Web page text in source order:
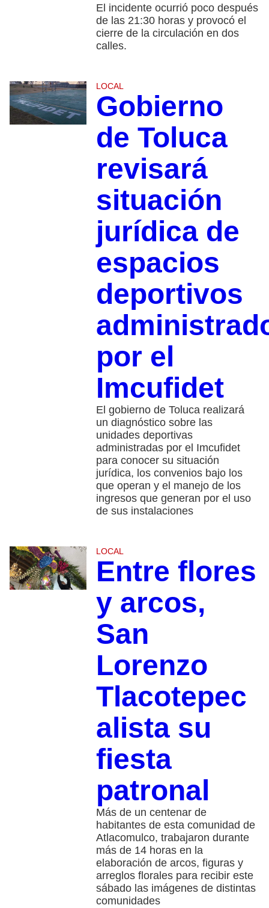
El incidente ocurrió poco después
de las 21:30 horas y provocó el
cierre de la circulación en dos
calles.
LOCAL
Gobierno
de Toluca
revisará
situación
jurídica de
espacios
deportivos
por el
Imcufidet
El gobierno de Toluca realizará
un diagnóstico sobre las
unidades deportivas
administradas por el Imcufidet
para conocer su situación
jurídica, los convenios bajo los
que operan y el manejo de los
ingresos que generan por el uso
de sus instalaciones
LOCAL
Entre flores
y arcos,
San
Lorenzo
Tlacotepec
alista su
fiesta
patronal
Más de un centenar de
habitantes de esta comunidad de
Atlacomulco, trabajaron durante
más de 14 horas en la
elaboración de arcos, figuras y
arreglos florales para recibir este
sábado las imágenes de distintas
comunidades